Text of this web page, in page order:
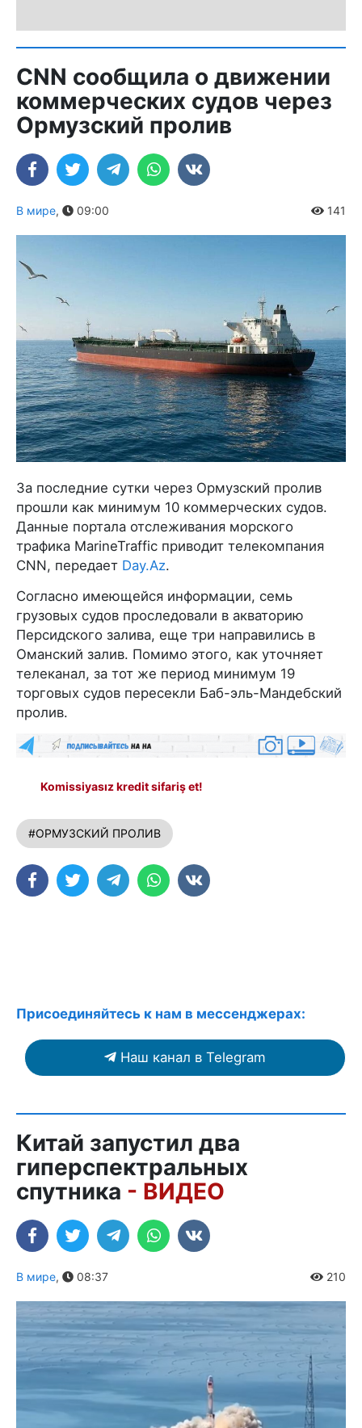
CNN сообщила о движении
коммерческих судов через
Ормузский пролив
В мире, 09:00 141
За последние сутки через Ормузский пролив
прошли как минимум 10 коммерческих судов.
Данные портала отслеживания морского
трафика MarineTraffic приводит телекомпания
CNN, передает Day.Az.
Согласно имеющейся информации, семь
грузовых судов проследовали в акваторию
Персидского залива, еще три направились в
Оманский залив. Помимо этого, как уточняет
телеканал, за тот же период минимум 19
торговых судов пересекли Баб-эль-Мандебский
пролив.
Komissiyasız kredit sifariş et!
#ОРМУЗСКИЙ ПРОЛИВ
Присоединяйтесь к нам в мессенджерах:
Наш канал в Telegram
Китай запустил два
гиперспектральных
спутника - ВИДЕО
В мире, 08:37 210